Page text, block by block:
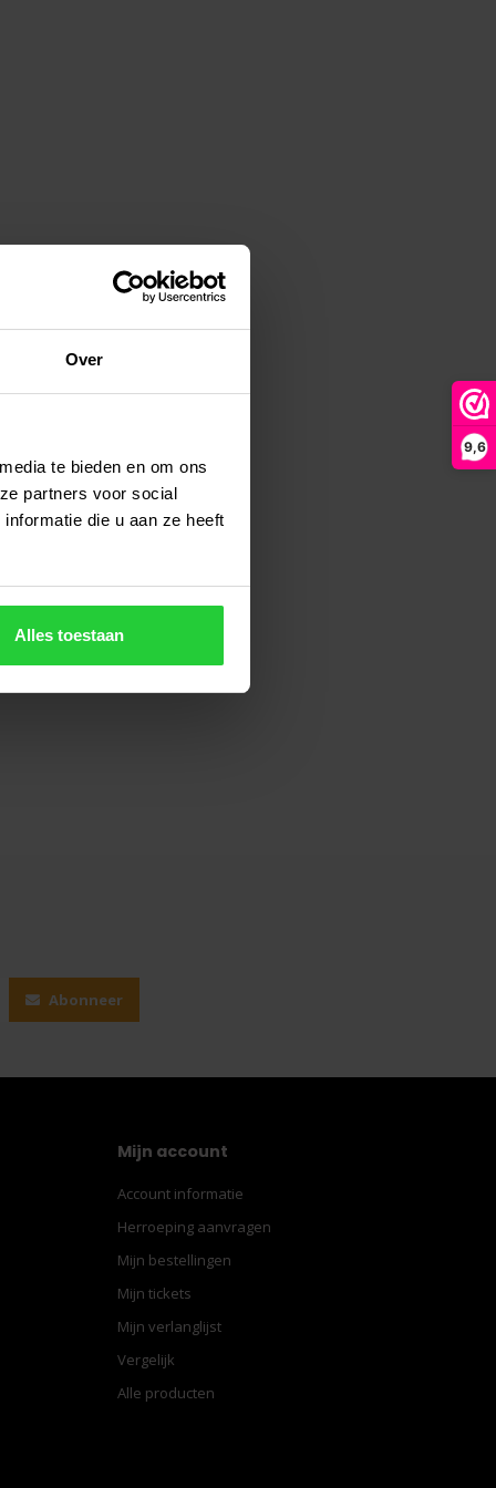
Over
te bieden en om ons
partners voor social
die u aan ze heeft
Alles toestaan
9,6
Abonneer
Mijn account
Account informatie
Herroeping aanvragen
Mijn bestellingen
Mijn tickets
Mijn verlanglijst
Vergelijk
Alle producten